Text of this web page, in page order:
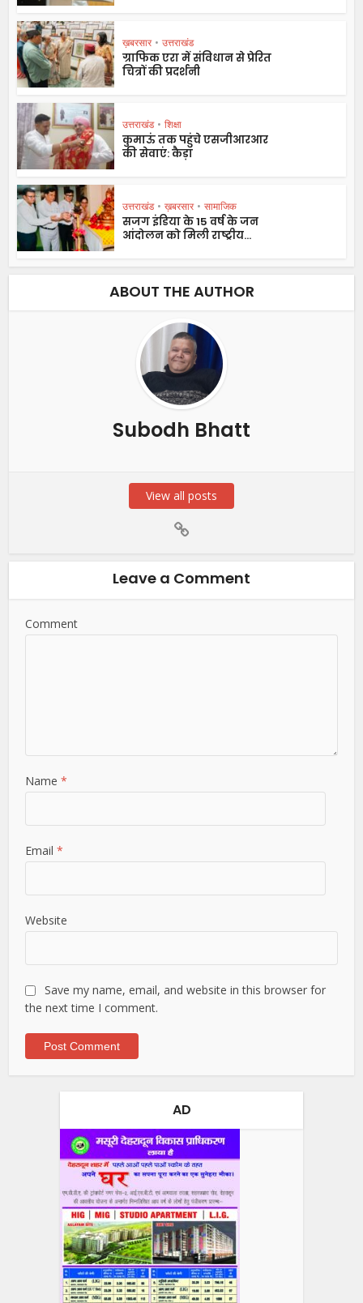
ख़बरसार • उत्तराखंड
ग्राफिक एरा में संविधान से प्रेरित
चित्रों की प्रदर्शनी
उत्तराखंड • शिक्षा
कुमाऊं तक पहुंचे एसजीआरआर
की सेवाएं: कैड़ा
उत्तराखंड • ख़बरसार • सामाजिक
सजग इंडिया के 15 वर्ष के जन
आंदोलन को मिली राष्ट्रीय...
ABOUT THE AUTHOR
Subodh Bhatt
View all posts
Leave a Comment
Comment
Name*
Email*
Website
Save my name, email, and website in this browser for
the next time I comment.
AD